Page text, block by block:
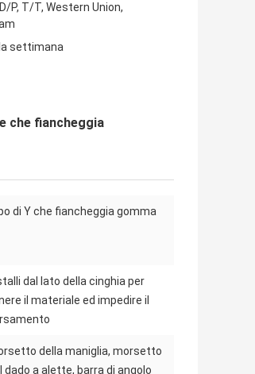
P, T/T, Western Union,
settimana
che fiancheggia
di Y che fiancheggia gomma
dal lato della cinghia per
il materiale ed impedire il
della maniglia, morsetto
dado a alette, barra di angolo